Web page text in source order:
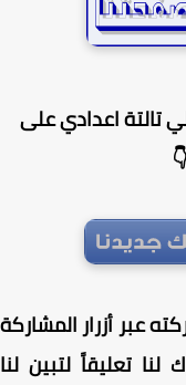
اعدادي على
عبر أزرار المشاركة
تعليقاً لتبين لنا